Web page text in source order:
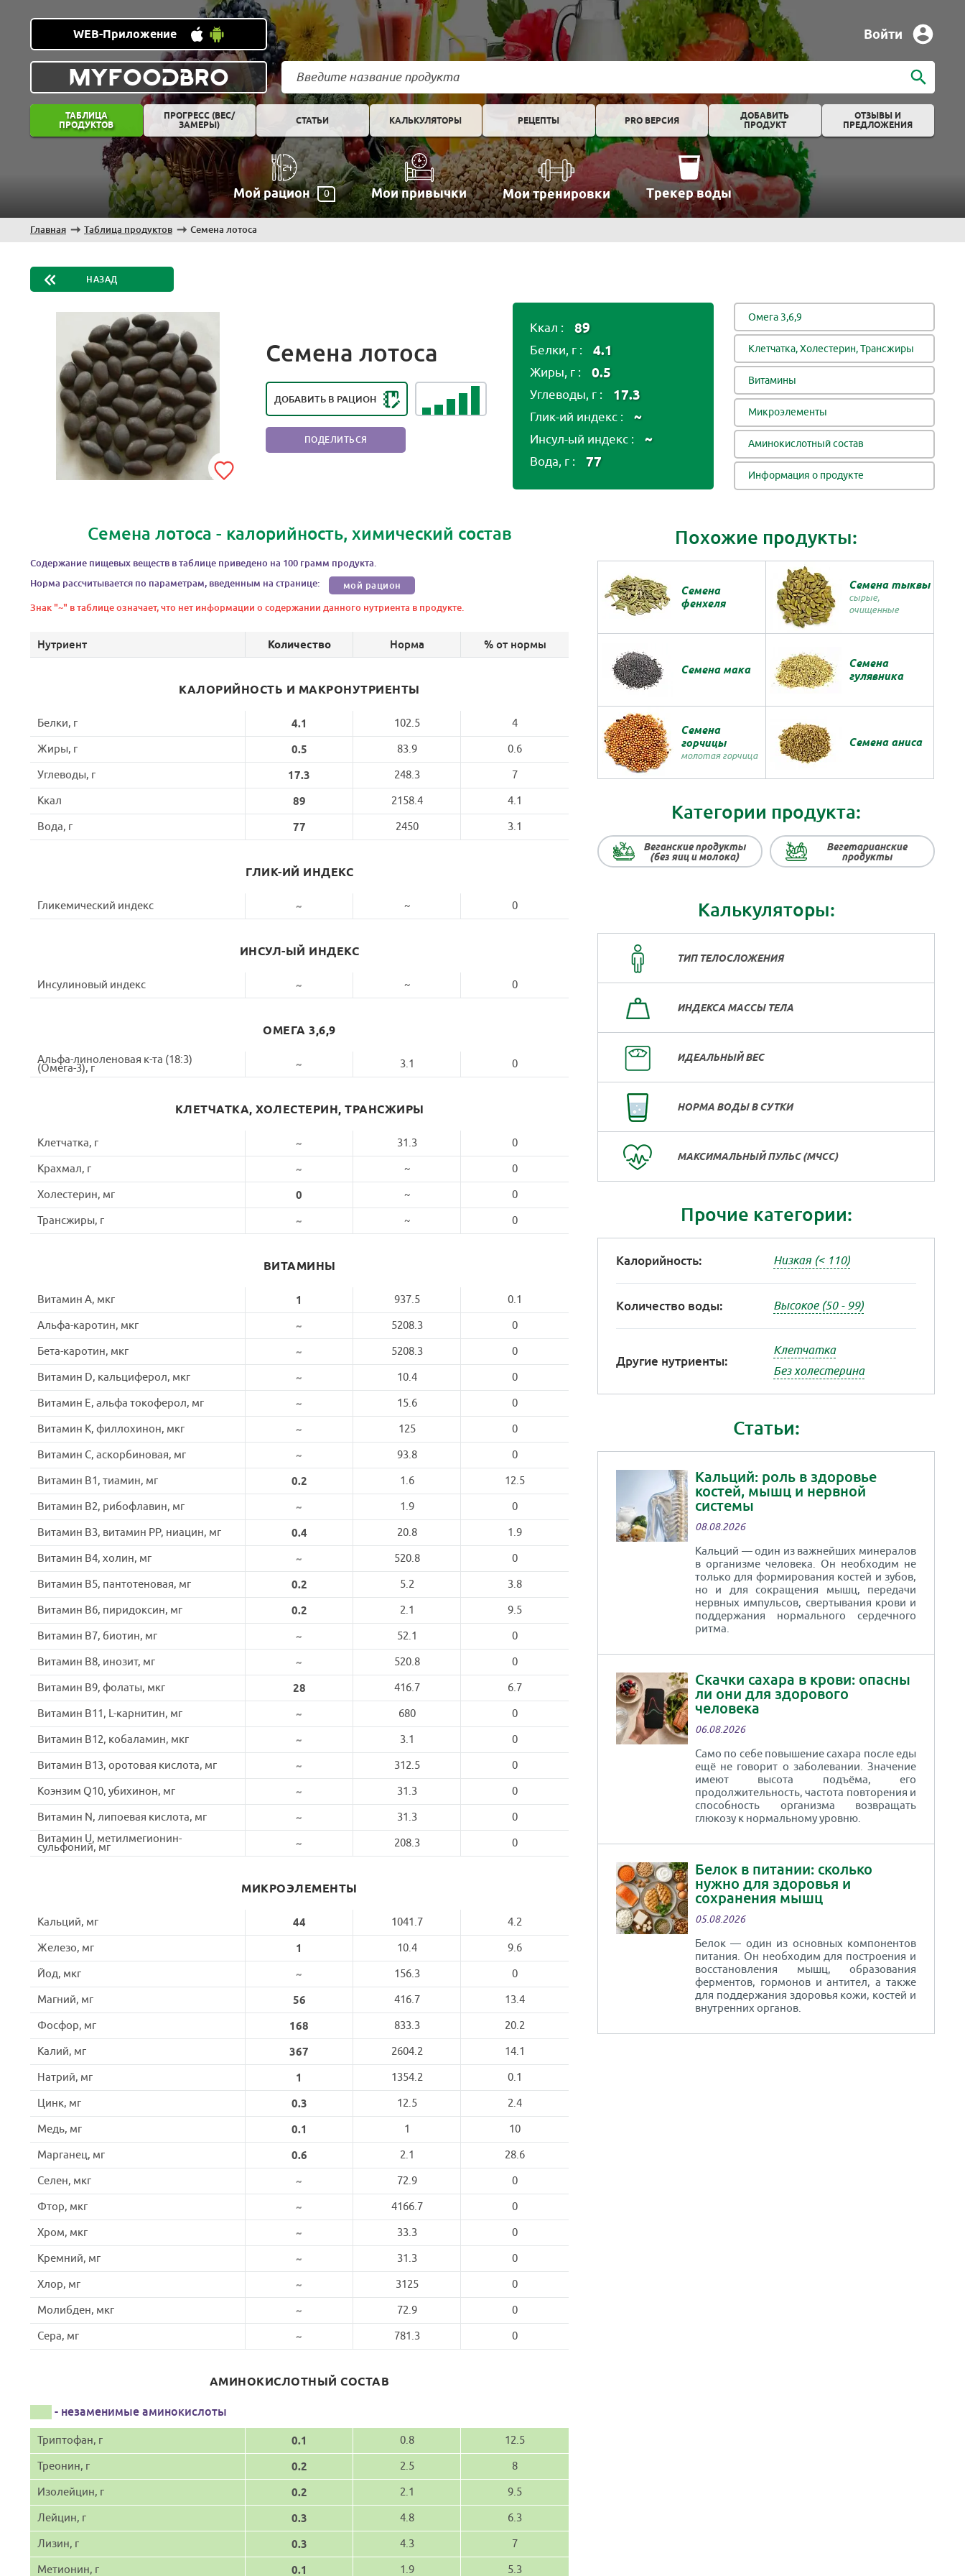
WEB-Приложение Войти
MYFOODBRO
ТАБЛИЦА
ПРОДУКТОВ
ПРОГРЕСС (ВЕС/
ЗАМЕРЫ)
СТАТЬИ КАЛЬКУЛЯТОРЫ РЕЦЕПТЫ PRO ВЕРСИЯ
ДОБАВИТЬ
ПРОДУКТ
ОТЗЫВЫ И
ПРЕДЛОЖЕНИЯ
Мой рацион 0 Мои привычки Мои тренировки Трекер воды
Главная Таблица продуктов Семена лотоса
НАЗАД
Семена лотоса
ДОБАВИТЬ В РАЦИОН
ОЧЕНЬ ПОЛЕЗНЫЙ ПРОДУКТ
ПОДЕЛИТЬСЯ
Ккал : 89
Белки, г : 4.1
Жиры, г : 0.5
Углеводы, г : 17.3
Глик-ий индекс : ~
Инсул-ый индекс : ~
Вода, г : 77
Омега 3,6,9
Клетчатка, Холестерин, Трансжиры
Витамины
Микроэлементы
Аминокислотный состав
Информация о продукте
Семена лотоса - калорийность, химический состав
Содержание пищевых веществ в таблице приведено на 100 грамм продукта.
Норма рассчитывается по параметрам, введенным на странице:
мой рацион
Знак "~" в таблице означает, что нет информации о содержании данного нутриента в продукте.
Нутриент Количество Норма % от нормы
КАЛОРИЙНОСТЬ И МАКРОНУТРИЕНТЫ
Белки, г 4.1 102.5
4
Жиры, г
0.5 83.9
0.6
Углеводы, г
17.3 248.3
7
Ккал
89 2158.4
4.1
Вода, г
77 2450 3.1
ГЛИК-ИЙ ИНДЕКС
Гликемический индекс ~ ~ 0
ИНСУЛ-ЫЙ ИНДЕКС
Инсулиновый индекс ~ ~ 0
ОМЕГА 3,6,9
Альфа-линоленовая к-та (18:3)
(Омега-3), г ~ 3.1 0
КЛЕТЧАТКА, ХОЛЕСТЕРИН, ТРАНСЖИРЫ
Клетчатка, г ~ 31.3
0
Крахмал, г
~ ~
0
Холестерин, мг
0 ~
0
Трансжиры, г
~ ~ 0
ВИТАМИНЫ
Витамин A, мкг 1 937.5
0.1
Альфа-каротин, мкг
~ 5208.3
0
Бета-каротин, мкг
~ 5208.3
0
Витамин D, кальциферол, мкг
~ 10.4
0
Витамин E, альфа токоферол, мг
~ 15.6
0
Витамин K, филлохинон, мкг
~ 125
0
Витамин C, аскорбиновая, мг
~ 93.8
0
Витамин B1, тиамин, мг
0.2 1.6
12.5
Витамин B2, рибофлавин, мг
~ 1.9
0
Витамин B3, витамин PP, ниацин, мг
0.4 20.8
1.9
Витамин B4, холин, мг
~ 520.8
0
Витамин B5, пантотеновая, мг
0.2 5.2
3.8
Витамин B6, пиридоксин, мг
0.2 2.1
9.5
Витамин B7, биотин, мг
~ 52.1
0
Витамин B8, инозит, мг
~ 520.8
0
Витамин B9, фолаты, мкг
28 416.7
6.7
Витамин B11, L-карнитин, мг
~ 680
0
Витамин B12, кобаламин, мкг
~ 3.1
0
Витамин B13, оротовая кислота, мг
~ 312.5
0
Коэнзим Q10, убихинон, мг
~ 31.3
0
Витамин N, липоевая кислота, мг
~ 31.3
0
Витамин U, метилмегионин-
сульфоний, мг ~ 208.3 0
МИКРОЭЛЕМЕНТЫ
Кальций, мг 44 1041.7
4.2
Железо, мг
1 10.4
9.6
Йод, мкг
~ 156.3
0
Магний, мг
56 416.7
13.4
Фосфор, мг
168 833.3
20.2
Калий, мг
367 2604.2
14.1
Натрий, мг
1 1354.2
0.1
Цинк, мг
0.3 12.5
2.4
Медь, мг
0.1 1
10
Марганец, мг
0.6 2.1
28.6
Селен, мкг
~ 72.9
0
Фтор, мкг
~ 4166.7
0
Хром, мкг
~ 33.3
0
Кремний, мг
~ 31.3
0
Хлор, мг
~ 3125
0
Молибден, мкг
~ 72.9
0
Сера, мг
~ 781.3 0
АМИНОКИСЛОТНЫЙ СОСТАВ
- незаменимые аминокислоты
Триптофан, г 0.1 0.8
12.5
Треонин, г
0.2 2.5
8
Изолейцин, г
0.2 2.1
9.5
Лейцин, г
0.3 4.8
6.3
Лизин, г
0.3 4.3
7
Метионин, г
0.1 1.9 5.3
Похожие продукты:
Семена
фенхеля
Семена тыквы
сырые,
очищенные
Семена мака
Семена
гулявника
Семена
горчицы
молотая горчица
Семена аниса
Категории продукта:
Веганские продукты
(без яиц и молока)
Вегетарианские
продукты
Калькуляторы:
ТИП ТЕЛОСЛОЖЕНИЯ
ИНДЕКСА МАССЫ ТЕЛА
ИДЕАЛЬНЫЙ ВЕС
НОРМА ВОДЫ В СУТКИ
МАКСИМАЛЬНЫЙ ПУЛЬС (МЧСС)
Прочие категории:
Калорийность: Низкая (< 110)
Количество воды: Высокое (50 - 99)
Другие нутриенты:
Клетчатка
Без холестерина
Статьи:
Кальций: роль в здоровье
костей, мышц и нервной
системы
08.08.2026
Кальций — один из важнейших минералов
в организме человека. Он необходим не
только для формирования костей и зубов,
но и для сокращения мышц, передачи
нервных импульсов, свертывания крови и
поддержания нормального сердечного
ритма.
Скачки сахара в крови: опасны
ли они для здорового
человека
06.08.2026
Само по себе повышение сахара после еды
ещё не говорит о заболевании. Значение
имеют высота подъёма, его
продолжительность, частота повторения и
способность организма возвращать
глюкозу к нормальному уровню.
Белок в питании: сколько
нужно для здоровья и
сохранения мышц
05.08.2026
Белок — один из основных компонентов
питания. Он необходим для построения и
восстановления мышц, образования
ферментов, гормонов и антител, а также
для поддержания здоровья кожи, костей и
внутренних органов.